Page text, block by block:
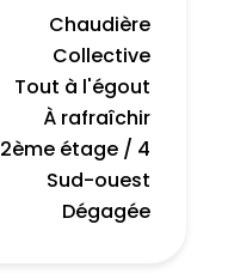
Chaudière
Collective
Tout à l'égout
À rafraîchir
2ème étage / 4
Sud-ouest
Dégagée